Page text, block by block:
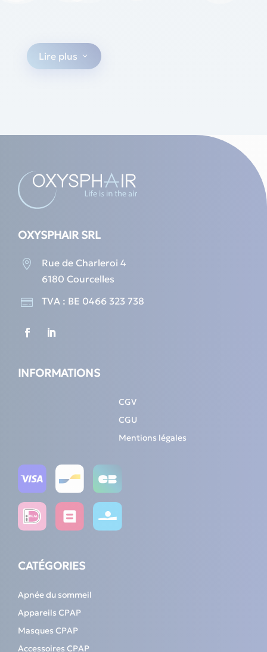
Lire plus 3
OXYSPHAIR SRL

Rue de Charleroi 4
6180 Courcelles

TVA : BE 0466 323 738
INFORMATIONS
CGV
CGU
Mentions légales
CATÉGORIES
Apnée du sommeil
Appareils CPAP
Masques CPAP
Accessoires CPAP